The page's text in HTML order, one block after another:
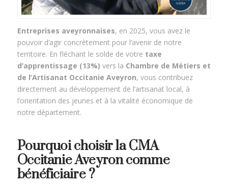
Entreprises aveyronnaises, en 2025, vous avez le
pouvoir d’agir concrètement pour l’avenir de notre
territoire. En fléchant le solde de votre taxe
d’apprentissage (13%) vers la Chambre de Métiers et
de l’Artisanat Occitanie Aveyron, vous contribuez
directement au développement de l’artisanat local, à
l’orientation des jeunes et à la vitalité économique de
notre département.
Pourquoi choisir la CMA
Occitanie Aveyron comme
bénéficiaire ?